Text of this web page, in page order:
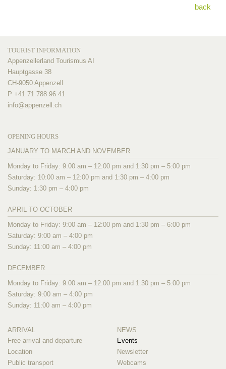
back
TOURIST INFORMATION
Appenzellerland Tourismus AI
Hauptgasse 38
CH-9050 Appenzell
P +41 71 788 96 41
info@appenzell.ch
OPENING HOURS
JANUARY TO MARCH AND NOVEMBER
Monday to Friday: 9:00 am – 12:00 pm and 1:30 pm – 5:00 pm
Saturday: 10:00 am – 12:00 pm and 1:30 pm – 4:00 pm
Sunday: 1:30 pm – 4:00 pm
APRIL TO OCTOBER
Monday to Friday: 9:00 am – 12:00 pm and 1:30 pm – 6:00 pm
Saturday: 9:00 am – 4:00 pm
Sunday: 11:00 am – 4:00 pm
DECEMBER
Monday to Friday: 9:00 am – 12:00 pm and 1:30 pm – 5:00 pm
Saturday: 9:00 am – 4:00 pm
Sunday: 11:00 am – 4:00 pm
ARRIVAL
Free arrival and departure
Location
Public transport
NEWS
Events
Newsletter
Webcams